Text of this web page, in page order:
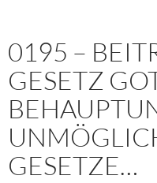
0195 –
GESETZ
GESETZE…